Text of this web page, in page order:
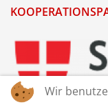
Wir